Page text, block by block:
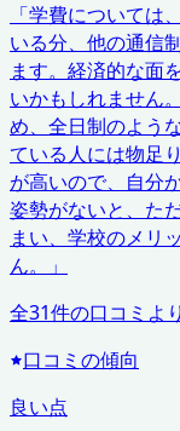
「学費については
いる分、他の通信
ます。経済的な面
いかもしれません
め、全日制のよう
ている人には物足
が高いので、自分
姿勢がないと、た
まい、学校のメリ
ん。
」
全31件の口コミより
口コミの傾向
良い点